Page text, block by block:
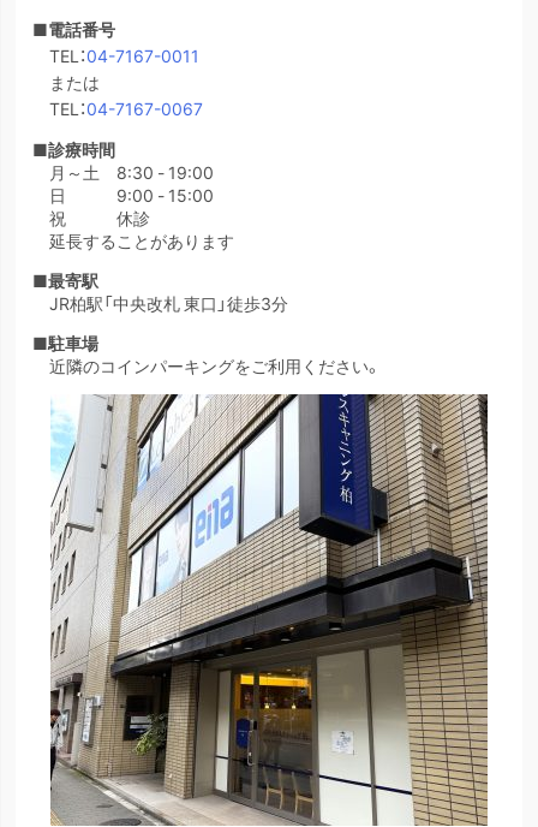
■電話番号
TEL：04-7167-0011
または
TEL：04-7167-0067
■診療時間
月～土 8:30 - 19:00
日 9:00 - 15:00
祝 休診
延長することがあります
■最寄駅
JR柏駅「中央改札 東口」徒歩3分
■駐車場
近隣のコインパーキングをご利用ください。